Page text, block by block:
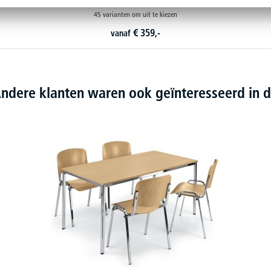
45 varianten om uit te kiezen
vanaf € 359,-
klanten waren ook geïnteresseerd in